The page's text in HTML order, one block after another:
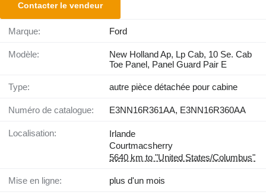
Contacter le vendeur
Marque: Ford
Modèle:
New Holland Ap, Lp Cab, 10 Se. Cab
Toe Panel, Panel Guard Pair E
Type: autre pièce détachée pour cabine
Numéro de catalogue: E3NN16R361AA, E3NN16R360AA
Localisation:
Irlande
Courtmacsherry
5640 km to "United States/Columbus"
Mise en ligne: plus d'un mois